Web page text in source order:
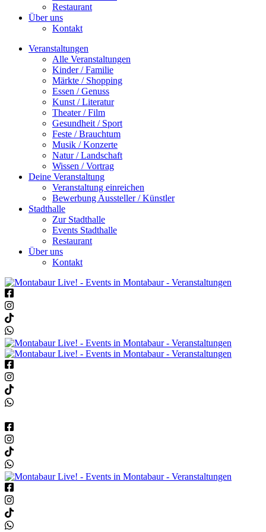
Restaurant
Über uns
Kontakt
Veranstaltungen
Alle Veranstaltungen
Kinder / Familie
Märkte / Shopping
Essen / Genuss
Kunst / Literatur
Theater / Film
Gesundheit / Sport
Feste / Brauchtum
Musik / Konzerte
Natur / Landschaft
Wissen / Vortrag
Deine Veranstaltung
Veranstaltung einreichen
Bewerbung Aussteller / Künstler
Stadthalle
Zur Stadthalle
Events Stadthalle
Restaurant
Über uns
Kontakt